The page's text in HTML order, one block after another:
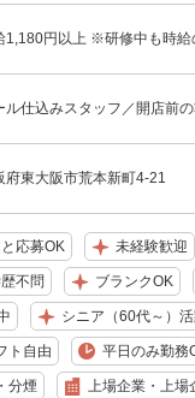
1,180円以上 ※研修中も時給
ル仕込みスタッフ／開店前
府東大阪市荒本新町4-21
応募OK 未経験歓迎
不問 ブランクOK
シニア（60代～）
ト自由 平日のみ勤務
分煙 上場企業・上場